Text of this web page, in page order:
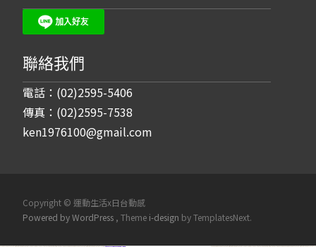
聯絡我們
電話：(02)2595-5406
傳真：(02)2595-7538
ken1976100@gmail.com
Copyright © 運動生活x日台動感
Powered by WordPress , Theme i-design by TemplatesNext.